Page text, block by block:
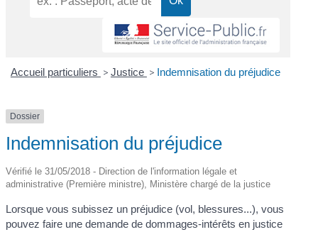
Accueil particuliers > Justice > Indemnisation du préjudice
Dossier
Indemnisation du préjudice
Vérifié le 31/05/2018 - Direction de l'information légale et
administrative (Première ministre), Ministère chargé de la justice
Lorsque vous subissez un préjudice (vol, blessures...), vous
pouvez faire une demande de dommages-intérêts en justice